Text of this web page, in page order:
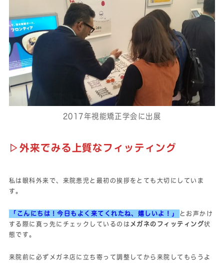
2017年視能矯正学会に出展
▷外来でみる上質なフィッティング
私は眼科外来で、来院患児と最初の挨拶をとても大切にしていま
す。
「こんにちは！今日もよく来てくれたね、嬉しいよ！」
とお声かけ
する際に真っ先にチェックしているのは メガネのフィッティング状
態です。
来院前に必ずメガネ店に立ち寄って調整してから来院してもらうよ